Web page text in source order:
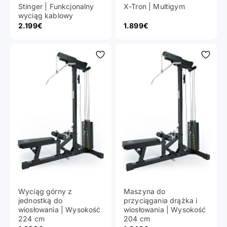
Stinger | Funkcjonalny
wyciąg kablowy
Cena promocyjna
2.199€
X-Tron | Multigym
Cena promocyjna
1.899€
Wyciąg górny z
jednostką do
wiosłowania | Wysokość
224 cm
Maszyna do
przyciągania drążka i
wiosłowania | Wysokość
204 cm
Sprzęt i oprogramowanie:
Rozwiązanie typu „wszystko w
jednym”